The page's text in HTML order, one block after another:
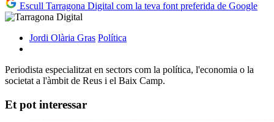
Escull Tarragona Digital com la teva font preferida de Google
Jordi Olària Gras Política
Periodista especialitzat en sectors com la política, l'economia o la
societat a l'àmbit de Reus i el Baix Camp.
Et pot interessar